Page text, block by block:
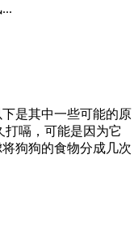
是其中一些可能的原
打嗝，可能是因为它
狗狗的食物分成几次